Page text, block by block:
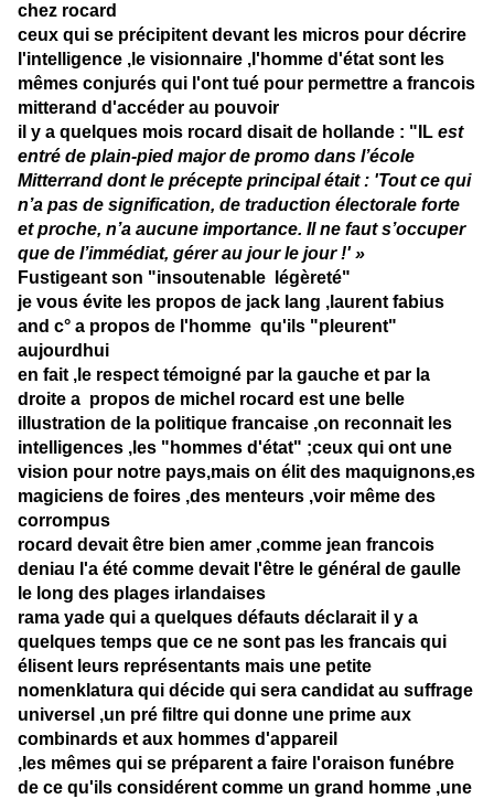
chez rocard
ceux qui se précipitent devant les micros pour décrire
l'intelligence ,le visionnaire ,l'homme d'état sont les
mêmes conjurés qui l'ont tué pour permettre a francois
mitterand d'accéder au pouvoir
il y a quelques mois rocard disait de hollande : "IL est
entré de plain-pied major de promo dans l’école
Mitterrand dont le précepte principal était : 'Tout ce qui
n’a pas de signification, de traduction électorale forte
et proche, n’a aucune importance. Il ne faut s’occuper
que de l’immédiat, gérer au jour le jour !' »
Fustigeant son "insoutenable légèreté"
je vous évite les propos de jack lang ,laurent fabius
and c° a propos de l'homme qu'ils "pleurent"
aujourdhui
en fait ,le respect témoigné par la gauche et par la
droite a propos de michel rocard est une belle
illustration de la politique francaise ,on reconnait les
intelligences ,les "hommes d'état" ;ceux qui ont une
vision pour notre pays,mais on élit des maquignons,es
magiciens de foires ,des menteurs ,voir même des
corrompus
rocard devait être bien amer ,comme jean francois
deniau l'a été comme devait l'être le général de gaulle
le long des plages irlandaises
rama yade qui a quelques défauts déclarait il y a
quelques temps que ce ne sont pas les francais qui
élisent leurs représentants mais une petite
nomenklatura qui décide qui sera candidat au suffrage
universel ,un pré filtre qui donne une prime aux
combinards et aux hommes d'appareil
,les mêmes qui se préparent a faire l'oraison funébre
de ce qu'ils considérent comme un grand homme ,une